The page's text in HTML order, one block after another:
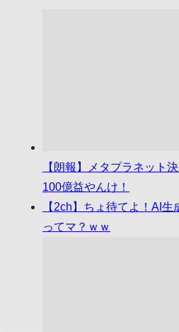
【朗報】メタプラネット
100億益やんけ！
【2ch】ちょ待てよ！AI
ってマ？ｗｗ